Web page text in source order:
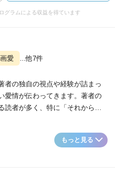
グラムによる収益を得ています
愛 ...他7件
者の独自の視点や経験が詰まっ
愛情が伝わってきます。著者の
読者が多く、特に「それから…
もっと見る